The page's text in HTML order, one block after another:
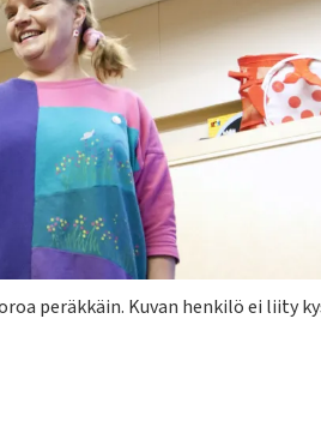
peräkkäin. Kuvan henkilö ei liity